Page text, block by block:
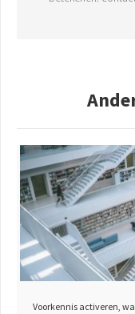
Voorkennis activeren,